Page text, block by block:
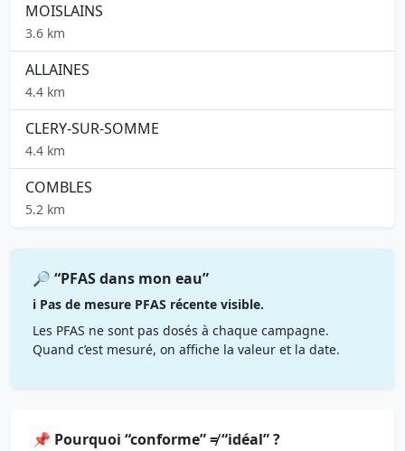
MOISLAINS
3.6 km
ALLAINES
4.4 km
CLERY-SUR-SOMME
4.4 km
COMBLES
5.2 km
🔎 “PFAS dans mon eau”
ℹ️ Pas de mesure PFAS récente visible.
Les PFAS ne sont pas dosés à chaque campagne.
Quand c’est mesuré, on affiche la valeur et la date.
📌 Pourquoi “conforme” ≠ “idéal” ?